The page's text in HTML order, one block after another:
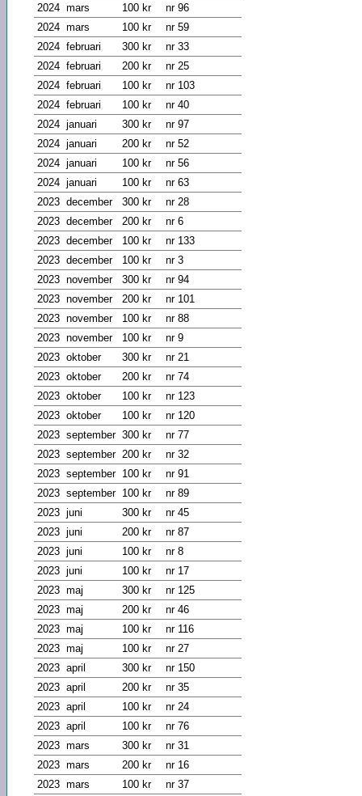
2024 mars 100 kr
nr 96
2024 mars 100 kr
nr 59
2024 februari 300 kr
nr 33
2024 februari 200 kr
nr 25
2024 februari 100 kr
nr 103
2024 februari 100 kr
nr 40
2024 januari 300 kr
nr 97
2024 januari 200 kr
nr 52
2024 januari 100 kr
nr 56
2024 januari 100 kr
nr 63
2023 december 300 kr
nr 28
2023 december 200 kr
nr 6
2023 december 100 kr
nr 133
2023 december 100 kr
nr 3
2023 november 300 kr
nr 94
2023 november 200 kr
nr 101
2023 november 100 kr
nr 88
2023 november 100 kr
nr 9
2023 oktober 300 kr
nr 21
2023 oktober 200 kr
nr 74
2023 oktober 100 kr
nr 123
2023 oktober 100 kr
nr 120
2023 september 300 kr
nr 77
2023 september 200 kr
nr 32
2023 september 100 kr
nr 91
2023 september 100 kr
nr 89
2023 juni 300 kr
nr 45
2023 juni 200 kr
nr 87
2023 juni 100 kr
nr 8
2023 juni 100 kr
nr 17
2023 maj 300 kr
nr 125
2023 maj 200 kr
nr 46
2023 maj 100 kr
nr 116
2023 maj 100 kr
nr 27
2023 april 300 kr
nr 150
2023 april 200 kr
nr 35
2023 april 100 kr
nr 24
2023 april 100 kr
nr 76
2023 mars 300 kr
nr 31
2023 mars 200 kr
nr 16
2023 mars 100 kr
nr 37